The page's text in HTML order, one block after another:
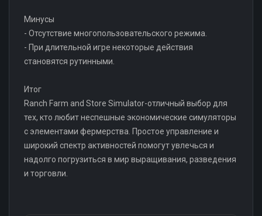
Минусы
- Отсутствие многопользовательского режима.
- При длительной игре некоторые действия
становятся рутинными.
Итог
Ranch Farm and Store Simulator-отличный выбор для
тех, кто любит неспешные экономические симуляторы
с элементами фермерства. Простое управление и
широкий спектр активностей помогут увлечься и
надолго погрузиться в мир выращивания, разведения
и торговли.